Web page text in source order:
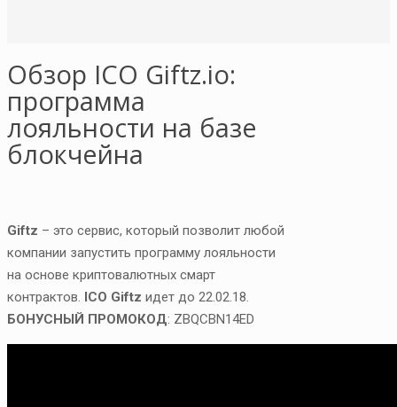
Обзор ICO Giftz.io:
программа
лояльности на базе
блокчейна
Giftz – это сервис, который позволит любой
компании запустить программу лояльности
на основе криптовалютных смарт
контрактов. ICO Giftz идет до 22.02.18.
БОНУСНЫЙ ПРОМОКОД: ZBQCBN14ED